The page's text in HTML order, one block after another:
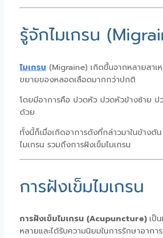
รู้จักไมเกรน
ไมเกรน (Migraine) เกิดขึ้นจากหลายสา
ขยายของหลอดเลือดมากกว่าปกติ
โดยมีอาการคือ ปวดหัว ปวดหัวข้างซ้าย
ด้วย
ทั้งนี้ก็เมื่อเกิดอาการดังที่กล่าวมาในข้างต้
ไมเกรน รวมถึงการฝังเข็มไมเกรน
การฝังเข็มไมเกรน
การฝังเข็มไมเกรน (Acupuncture) เป็
หลายและได้รับความนิยมในการรักษาอากา